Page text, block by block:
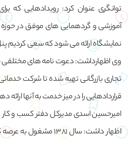
توانگری عنوان کرد: رویدادهایی که
آموزشی و گردهمایی های موفق در
نمایشگاه ارائه می شود که سعی کردیم
وی اظهارداشت: دعوت نامه های
تجاری بازرگانی تهیه شده تا شرکت خدماتی
قراردادهایی را در میز خدمت به آنها ارائه
امیرحسین اسدی مدیرکل دفتر کسب و
اظهار داشت: سال 1381